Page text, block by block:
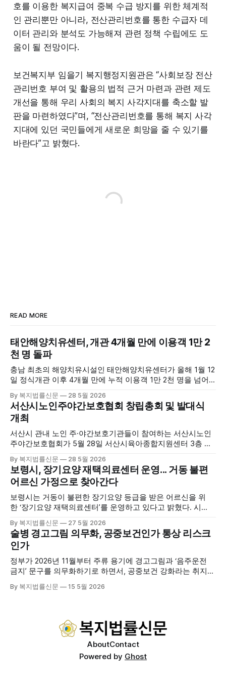
호를 이용한 복지급여 중복 수급 방지를 위한 체계적
인 관리뿐만 아니라, 전산관리번호를 통한 수급자 데
이터 관리와 분석도 가능해져 관련 정책 수립에도 도
움이 될 전망이다.
보건복지부 임을기 복지행정지원관은 “사회보장 전산
관리번호 부여 및 활용의 법적 근거 마련과 관련 제도
개선을 통해 우리 사회의 복지 사각지대를 축소할 발
판을 마련하였다”며, “전산관리번호를 통해 복지 사각
지대에 있던 국민들에게 새로운 희망을 줄 수 있기를
바란다”고 밝혔다.
READ MORE
태안해양치유센터, 개관 4개월 만에 이용객 1만 2
천 명 돌파
충남 최초의 해양치유시설인 태안해양치유센터가 올해 1월 12
일 정식개관 이후 4개월 만에 누적 이용객 1만 2천 명을 넘어
양자원을 활용한 맞춤형 프로그램과 차별화된 웰니스 콘텐츠
를 선보이며 관광객과 군민의 발길을 끌고 있다. 센터는 염지
하수, 피트 등 태안의 청정 해양자원을 활용해 몸과 마음의 회
복을 돕는 다양한 프로그램을 운영하고
By 복지법률신문 28 5월 2026
서산시노인주야간보호협회 창립총회 및 발대식
개최
서산시 관내 노인 주·야간보호기관들이 참여하는 서산시노인
주야간보호협회가 5월 28일 서산시육아종합지원센터 3층 공
행사에는 서산시 관내 주·야간보호기관 관계자와 종사자, 유관
기관 내빈 등 약 100여명이 참석했으며, 서산시청 관계자, 서
산시노인복지시설협회, 서산시재가복지협회, 서산시사회복지
사협회 등 지역 노인복지 관련 기관 관계자들이 함께해 협회
출범을 축하했다. 서산시노인주야간보호협회는 서산시 소재
By 복지법률신문 28 5월 2026
보령시, 장기요양 재택의료센터 운영... 거동 불편
어르신 가정으로 찾아간다
보령시는 거동이 불편한 장기요양 등급을 받은 어르신을 위
한 ‘장기요양 재택의료센터’를 운영하고 있다고 밝혔다. 시
고 본격적인 서비스 제공에 나서고 있다. 재택의료센터
는 (한)의사가 거동 불편으로 의료기관 이용이 어렵다고 판단
한 장기요양 등급자를 대상으로, (한)의사·간호사·사회복지사
로 구성된 다학제 팀이 직접 가정을 방문해 건강관리서비스
를 제공하는
By 복지법률신문 27 5월 2026
술병 경고그림 의무화, 공중보건인가 통상 리스크
인가
정부가 2026년 11월부터 주류 용기에 경고그림과 ‘음주운전
금지’ 문구를 의무화하기로 하면서, 공중보건 강화라는 취지와
도는 국제 통상 규범, 영세업체 부담, 소비자 선택권 등 다양한
By 복지법률신문 15 5월 2026
AboutContact
Powered by Ghost